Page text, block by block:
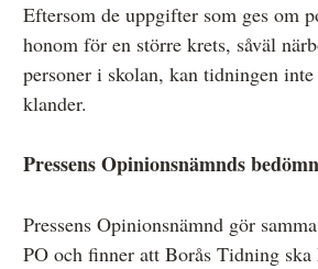
Eftersom de uppgifter som ges om
honom för en större krets, såväl
personer i skolan, kan tidningen
klander.
Pressens Opinionsnämnds
Pressens Opinionsnämnd gör
PO och finner att Borås Tidning